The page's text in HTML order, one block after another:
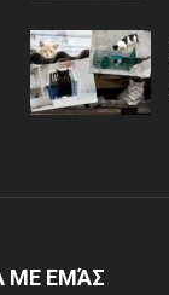
ΜΕ ΕΜΆΣ